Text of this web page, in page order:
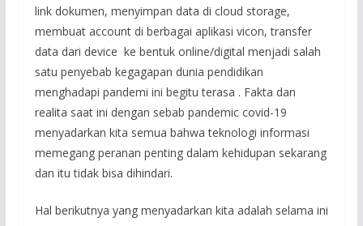
link dokumen, menyimpan data di cloud storage,
membuat account di berbagai aplikasi vicon, transfer
data dari device ke bentuk online/digital menjadi salah
satu penyebab kegagapan dunia pendidikan
menghadapi pandemi ini begitu terasa . Fakta dan
realita saat ini dengan sebab pandemic covid-19
menyadarkan kita semua bahwa teknologi informasi
memegang peranan penting dalam kehidupan sekarang
dan itu tidak bisa dihindari.
Hal berikutnya yang menyadarkan kita adalah selama ini